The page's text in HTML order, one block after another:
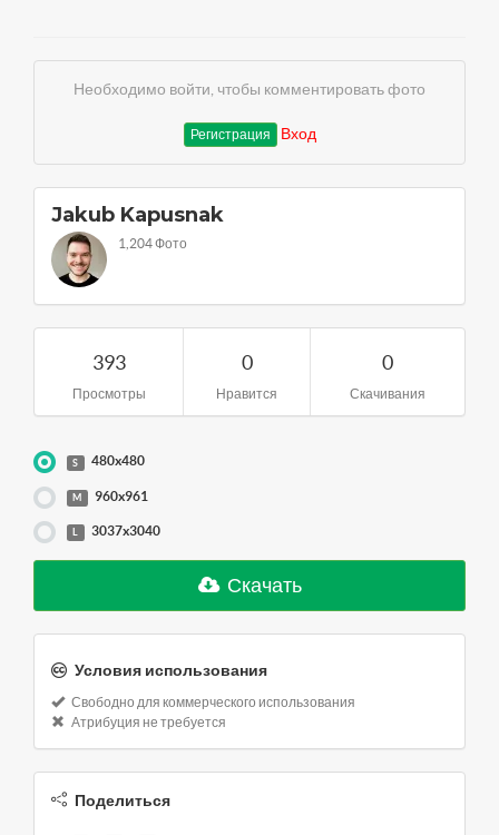
Необходимо войти, чтобы комментировать фото
Регистрация Вход
Jakub Kapusnak
1,204 Фото
393
Просмотры
0
Нравится
0
Скачивания
S 480x480
M 960x961
L 3037x3040
Скачать
Условия использования
Свободно для коммерческого использования
Атрибуция не требуется
Поделиться